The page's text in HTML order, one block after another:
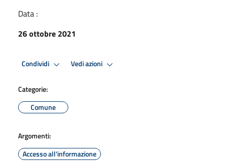
Data :
26 ottobre 2021
Condividi Vedi azioni
Categorie:
Comune
Argomenti:
Accesso all'informazione